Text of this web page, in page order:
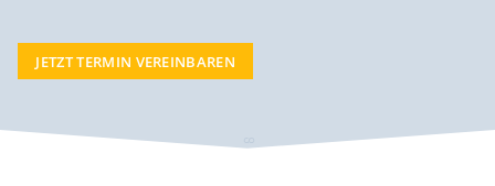
JETZT TERMIN VEREINBAREN